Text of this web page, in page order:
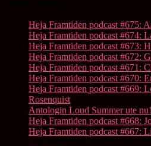
Heja Framtiden podcast #675:
Heja Framtiden podcast #674:
Heja Framtiden podcast #673:
Heja Framtiden podcast #672:
Heja Framtiden podcast #671:
Heja Framtiden podcast #670:
Heja Framtiden podcast #669:
Rosenquist
Antologin Loud Summer ute nu!
Heja Framtiden podcast #668:
Heja Framtiden podcast #667: